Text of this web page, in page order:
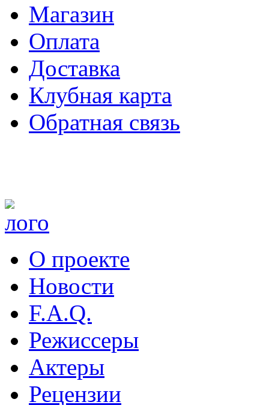
Магазин
Оплата
Доставка
Клубная карта
Обратная связь
О проекте
Новости
F.A.Q.
Режиссеры
Актеры
Рецензии